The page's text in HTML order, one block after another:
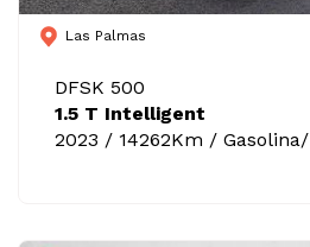
Las Palmas
DFSK 500
1.5 T Intelligent
2023 / 14262Km / Gasolina/